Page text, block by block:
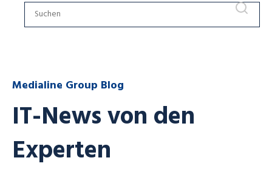
Medialine Group Blog
IT-News von den
Experten